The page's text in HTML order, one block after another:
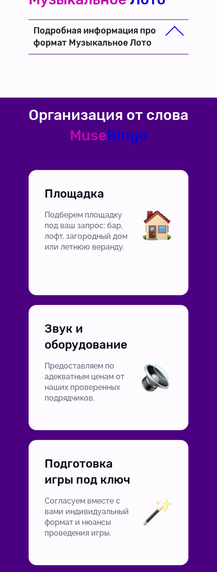
Подробная информация про
формат Музыкальное Лото
Организация от слова
MuseBingo
Площадка
Подберем площадку
под ваш запрос: бар,
лофт, загородный дом
или летнюю веранду.
Звук и
оборудование
Предоставляем по
адекватным ценам от
наших проверенных
подрядчиков.
Подготовка
игры под ключ
Согласуем вместе с
вами индивидуальный
формат и нюансы
проведения игры.